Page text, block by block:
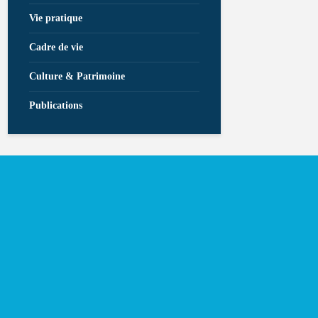
Vie pratique
Cadre de vie
Culture & Patrimoine
Publications